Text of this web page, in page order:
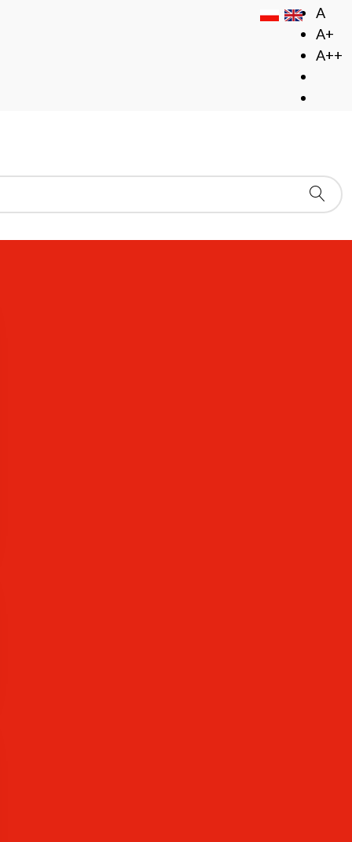
A
A+
A++